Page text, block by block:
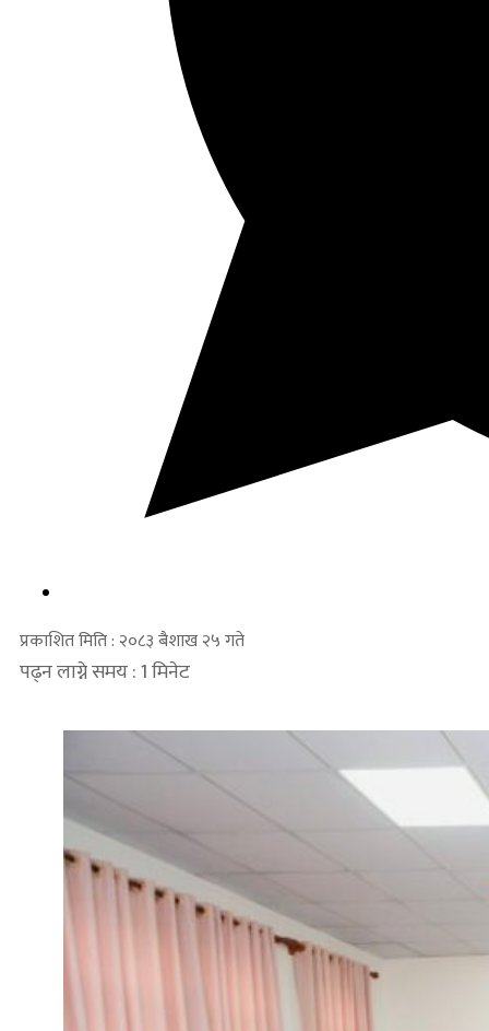
प्रकाशित मिति : २०८३ बैशाख २५ गते
पढ्न लाग्ने समय : 1 मिनेट